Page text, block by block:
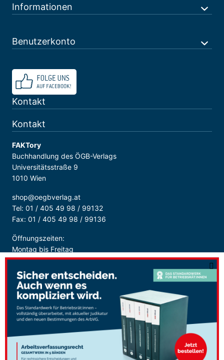
Informationen
Benutzerkonto
Kontakt
Kontakt
FAKTory
Buchhandlung des ÖGB-Verlags
Universitätsstraße 9
1010 Wien
shop@oegbverlag.at
Tel: 01 / 405 49 98 / 99132
Fax: 01 / 405 49 98 / 99136
Öffnungszeiten:
Montag bis Freitag
9:00 - 18:00 Uhr
durchgehend
Sicher Bezahlen: